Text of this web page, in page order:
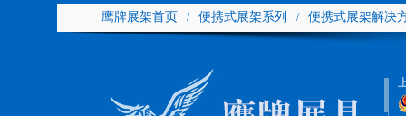
鹰牌展架首页 / 便携式展架系列 /
便携式展架解决